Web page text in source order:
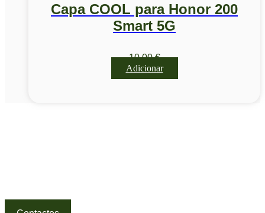
Capa COOL para Honor 200
Smart 5G
10,00€
Adicionar